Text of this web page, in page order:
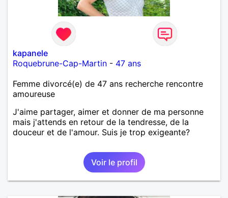
kapanele
Roquebrune-Cap-Martin - 47 ans
Femme divorcé(e) de 47 ans recherche rencontre
amoureuse
J'aime partager, aimer et donner de ma personne
mais j'attends en retour de la tendresse, de la
douceur et de l'amour. Suis je trop exigeante?
Voir le profil